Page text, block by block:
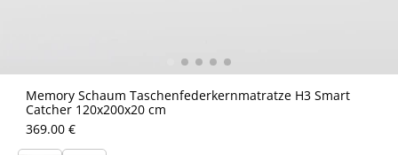
Memory Schaum Taschenfederkernmatratze H3 Smart
Catcher 120x200x20 cm
369.00 €